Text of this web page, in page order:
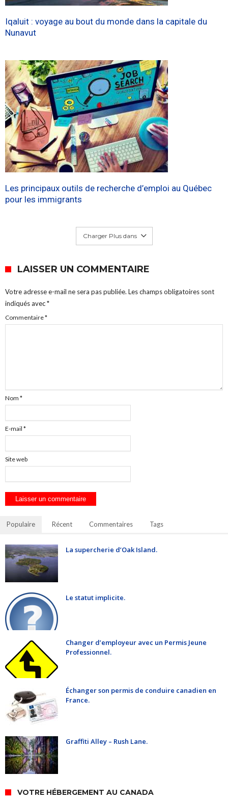
Iqaluit : voyage au bout du monde dans la capitale du
Nunavut
Les principaux outils de recherche d’emploi au Québec
pour les immigrants
Charger Plus dans
LAISSER UN COMMENTAIRE
Votre adresse e-mail ne sera pas publiée. Les champs obligatoires sont
indiqués avec*
Commentaire*
Nom *
E-mail *
Site web
Populaire Récent Commentaires Tags
La supercherie d’Oak Island.
Le statut implicite.
Changer d’employeur avec un Permis Jeune
Professionnel.
Échanger son permis de conduire canadien en
France.
Graffiti Alley – Rush Lane.
VOTRE HÉBERGEMENT AU CANADA